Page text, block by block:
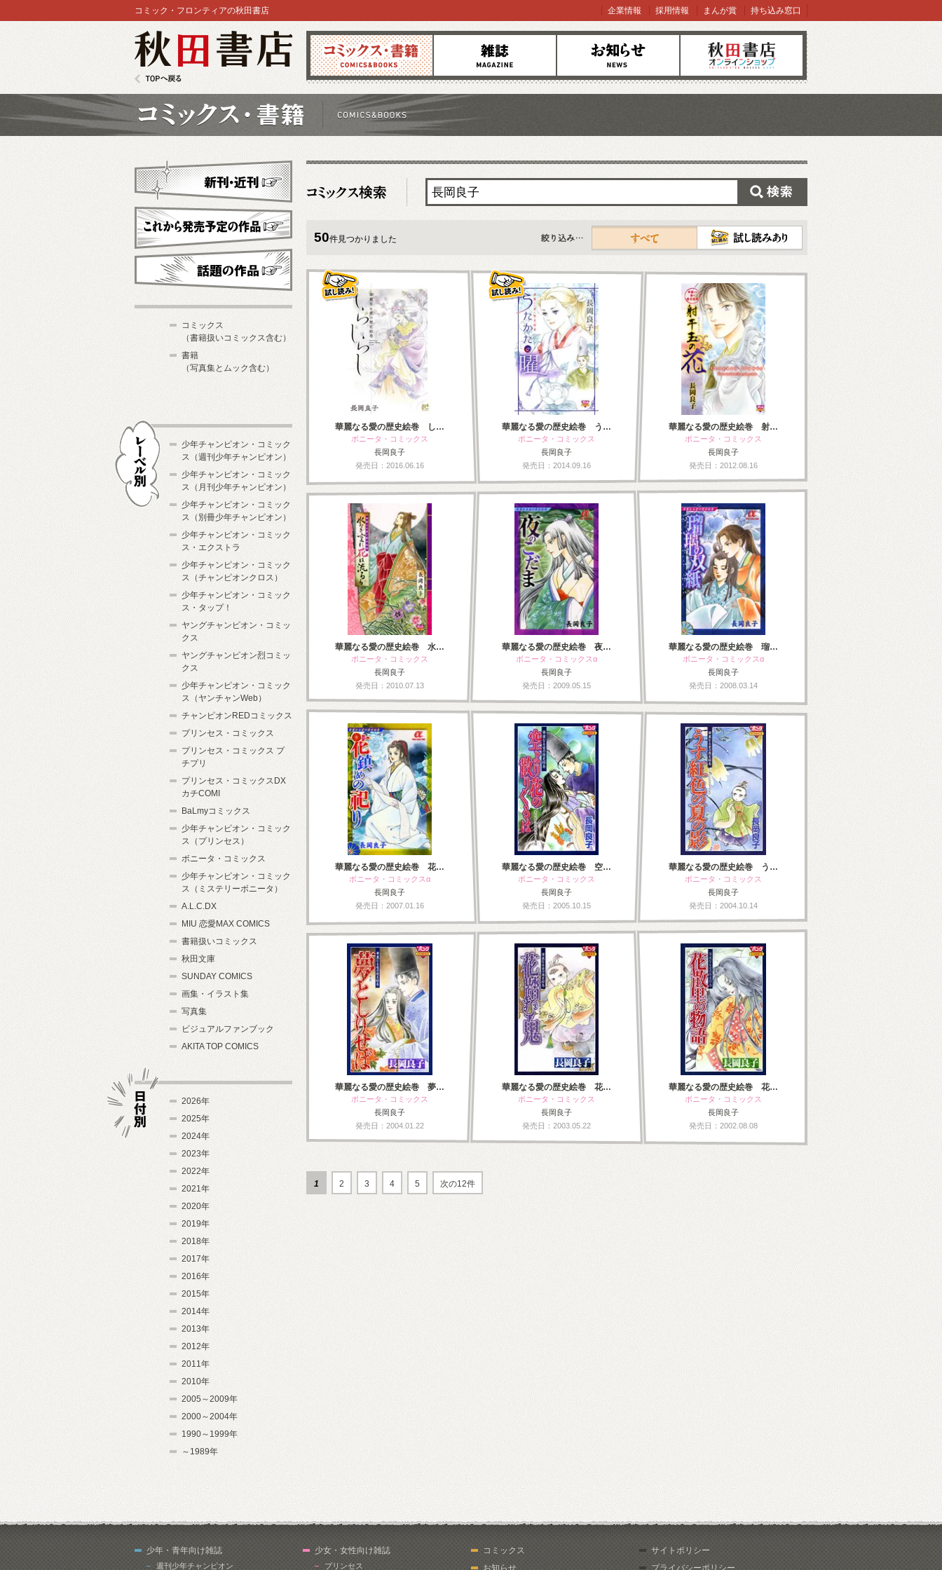
コミックス 雑誌 お知らせ オンラインショップ
コミック・フロンティアの秋田書店 企業情報 採用情報 まんが賞 持ち込み窓口
50件見つかりました
すべて
華麗なる愛の歴史絵巻 し…
ボニータ・コミックス
長岡良子
発売日：2016.06.16
華麗なる愛の歴史絵巻 う…
ボニータ・コミックス
長岡良子
発売日：2014.09.16
華麗なる愛の歴史絵巻 射…
ボニータ・コミックス
長岡良子
発売日：2012.08.16
華麗なる愛の歴史絵巻 水…
ボニータ・コミックス
長岡良子
発売日：2010.07.13
華麗なる愛の歴史絵巻 夜…
ボニータ・コミックスα
長岡良子
発売日：2009.05.15
華麗なる愛の歴史絵巻 瑠…
ボニータ・コミックスα
長岡良子
発売日：2008.03.14
華麗なる愛の歴史絵巻 花…
ボニータ・コミックスα
長岡良子
発売日：2007.01.16
華麗なる愛の歴史絵巻 空…
ボニータ・コミックス
長岡良子
発売日：2005.10.15
華麗なる愛の歴史絵巻 う…
ボニータ・コミックス
長岡良子
発売日：2004.10.14
華麗なる愛の歴史絵巻 夢…
ボニータ・コミックス
長岡良子
発売日：2004.01.22
華麗なる愛の歴史絵巻 花…
ボニータ・コミックス
長岡良子
発売日：2003.05.22
華麗なる愛の歴史絵巻 花…
ボニータ・コミックス
長岡良子
発売日：2002.08.08
1 2 3 4 5 次の12件
新刊・近刊
これから発売予定
コミックス
（書籍扱いコミックス含む）
書籍
（写真集とムック含む）
少年チャンピオン・コミック
ス（週刊少年チャンピオン）
少年チャンピオン・コミック
ス（月刊少年チャンピオン）
少年チャンピオン・コミック
ス（別冊少年チャンピオン）
少年チャンピオン・コミック
ス・エクストラ
少年チャンピオン・コミック
ス（チャンピオンクロス）
少年チャンピオン・コミック
ス・タップ！
ヤングチャンピオン・コミッ
クス
ヤングチャンピオン烈コミッ
クス
少年チャンピオン・コミック
ス（ヤンチャンWeb）
チャンピオンREDコミックス
プリンセス・コミックス
プリンセス・コミックス プ
チプリ
プリンセス・コミックスDX
カチCOMI
BaLmyコミックス
少年チャンピオン・コミック
ス（プリンセス）
ボニータ・コミックス
少年チャンピオン・コミック
ス（ミステリーボニータ）
A.L.C.DX
MIU 恋愛MAX COMICS
書籍扱いコミックス
秋田文庫
SUNDAY COMICS
画集・イラスト集
写真集
ビジュアルファンブック
AKITA TOP COMICS
2026年
2025年
2024年
2023年
2022年
2021年
2020年
2019年
2018年
2017年
2016年
2015年
2014年
2013年
2012年
2011年
2010年
2005～2009年
2000～2004年
1990～1999年
～1989年
少年・青年向け雑誌
週刊少年チャンピオン
少女・女性向け雑誌
プリンセス
コミックス
お知らせ
サイトポリシー
プライバシーポリシー